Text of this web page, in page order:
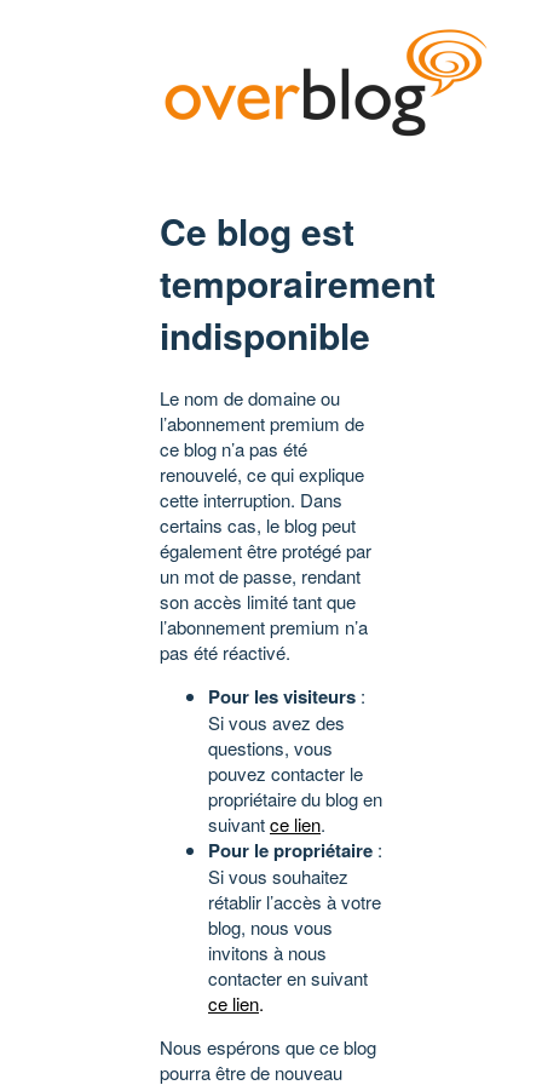
Ce blog est
temporairement
indisponible
Le nom de domaine ou
l’abonnement premium de
ce blog n’a pas été
renouvelé, ce qui explique
cette interruption. Dans
certains cas, le blog peut
également être protégé par
un mot de passe, rendant
son accès limité tant que
l’abonnement premium n’a
pas été réactivé.
Pour les visiteurs :
Si vous avez des
questions, vous
pouvez contacter le
propriétaire du blog en
suivantce lien.
Pour le propriétaire :
Si vous souhaitez
rétablir l’accès à votre
blog, nous vous
invitons à nous
contacter en suivant
ce lien.
Nous espérons que ce blog
pourra être de nouveau